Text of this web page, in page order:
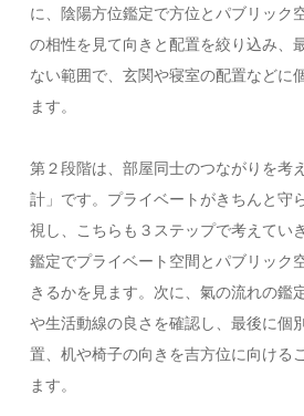
に、陰陽方位鑑定で方位とパブリック
の相性を見て向きと配置を絞り込み、
ない範囲で、玄関や寝室の配置などに
ます。
第２段階は、部屋同士のつながりを考
計」です。プライベートがきちんと守
視し、こちらも３ステップで考えてい
鑑定でプライベート空間とパブリック
きるかを見ます。次に、氣の流れの鑑
や生活動線の良さを確認し、最後に個
置、机や椅子の向きを吉方位に向ける
ます。